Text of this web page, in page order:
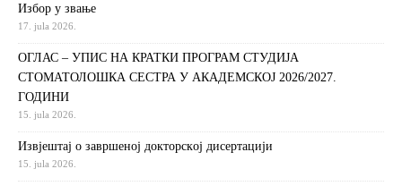
Избор у звање
17. jula 2026.
ОГЛАС – УПИС НА КРАТКИ ПРОГРАМ СТУДИЈА
СТОМАТОЛОШКА СЕСТРА У АКАДЕМСКОЈ 2026/2027.
ГОДИНИ
15. jula 2026.
Извjeштaj o зaвршeнoj дoктoрскoj дисeртaциjи
15. jula 2026.